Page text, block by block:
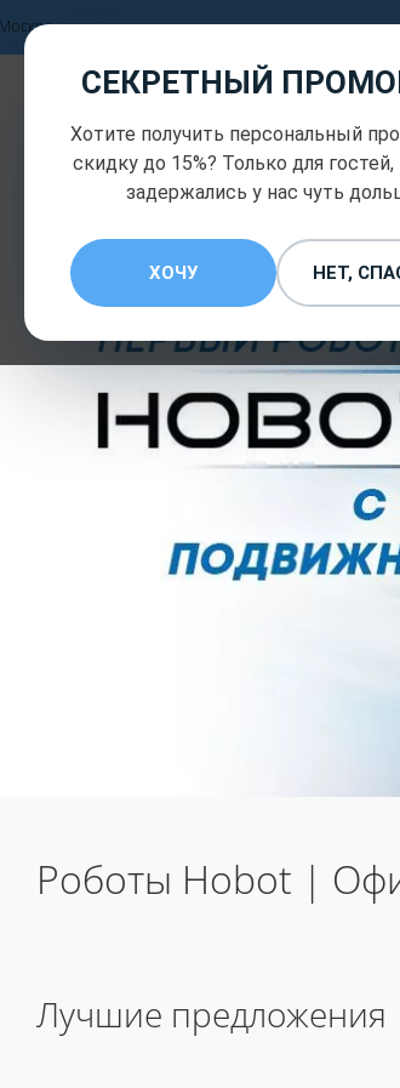
Официальный
HOBOT INC
Роботы Hobot |
Лучшие предложения
СЕКРЕТНЫЙ
Хотите получить персональный
скидку до 15%? Только для
задержались у нас чуть
ХОЧУ НЕТ,